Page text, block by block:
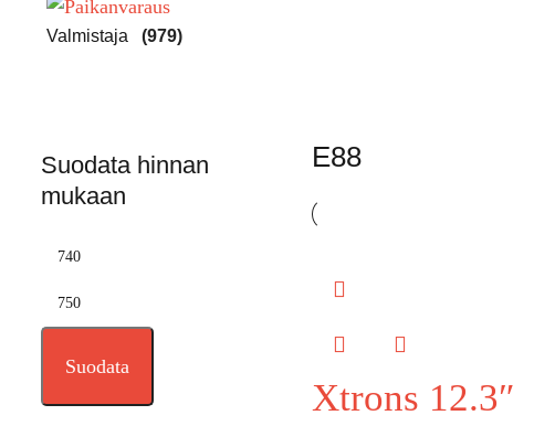
Valmistaja (979)
Suodata hinnan
mukaan
Suodata
E88
Xtrons 12.3″